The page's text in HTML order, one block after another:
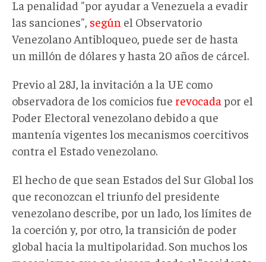
La penalidad "por ayudar a Venezuela a evadir
las sanciones", según el Observatorio
Venezolano Antibloqueo, puede ser de hasta
un millón de dólares y hasta 20 años de cárcel.
Previo al 28J, la invitación a la UE como
observadora de los comicios fue revocada por el
Poder Electoral venezolano debido a que
mantenía vigentes los mecanismos coercitivos
contra el Estado venezolano.
El hecho de que sean Estados del Sur Global los
que reconozcan el triunfo del presidente
venezolano describe, por un lado, los límites de
la coerción y, por otro, la transición de poder
global hacia la multipolaridad. Son muchos los